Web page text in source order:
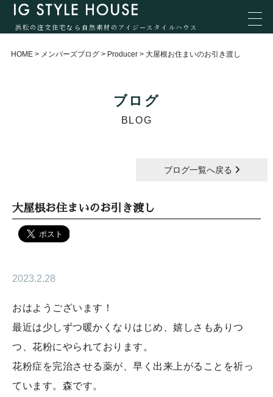
浜松の注文住宅なら自然素材のアイジースタイルハウス
HOME > メンバーズブログ > Producer > 大屋根お住まいのお引き渡し
ブログ
BLOG
ブログ一覧へ戻る
大屋根お住まいのお引き渡し
2023.2.28
おはようございます！
最近は少しずつ暖かくなりはじめ、嬉しさもありつ
つ、花粉にやられております。
花粉症を完治させる薬が、早く出来上がることを祈っ
ています。森です。